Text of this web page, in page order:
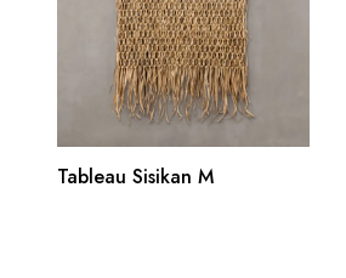
AJOUTER AU PANIER
Tableau Sisikan M